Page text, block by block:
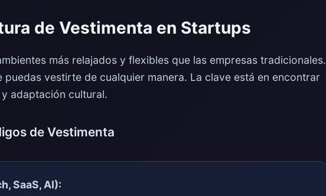
de Vestimenta en Startups
más relajados y flexibles que las empresas tradicionales.
vestirte de cualquier manera. La clave está en encontrar
adaptación cultural.
de Vestimenta
SaaS, AI):